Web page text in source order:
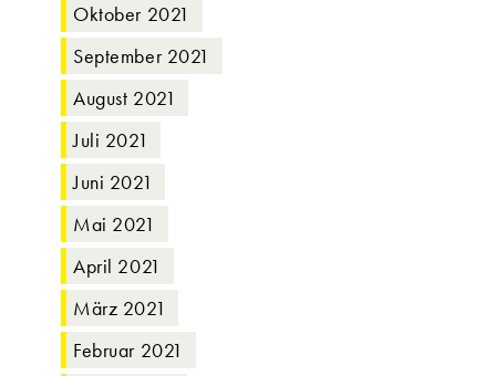
Oktober 2021
September 2021
August 2021
Juli 2021
Juni 2021
Mai 2021
April 2021
März 2021
Februar 2021